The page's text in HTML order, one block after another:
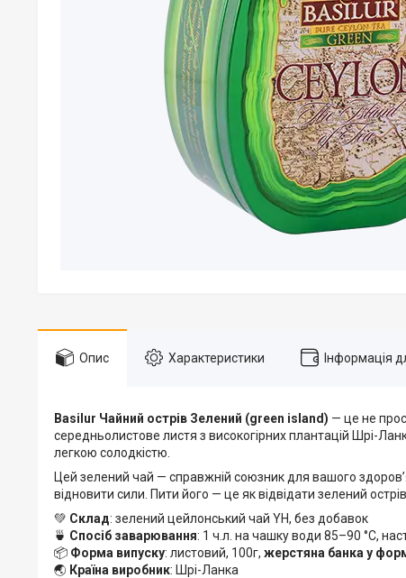
Опис Характеристики Інформація
Basilur Чайний острів Зелений (green island) — це не
середньолистове листя з високогірних плантацій Шрі-
легкою солодкістю.
Цей зелений чай — справжній союзник для вашого
відновити сили. Пити його — це як відвідати зелений
💚 Склад: зелений цейлонський чай YH, без добавок
🍵 Спосіб заварювання: 1 ч.л. на чашку води 85–90 °C,
📦 Форма випуску: листовий, 100г, жерстяна банка у
🌏 Країна виробник: Шрі-Ланка